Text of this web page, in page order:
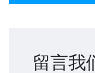
留言我